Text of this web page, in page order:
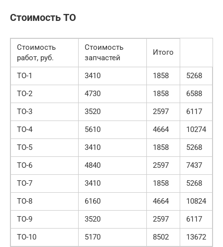
Стоимость ТО
Стоимость
работ, руб.
Стоимость
запчастей
Итого
ТО-1 3410 1858
5268
ТО-2
4730 1858
6588
ТО-3
3520 2597
6117
ТО-4
5610 4664
10274
ТО-5
3410 1858
5268
ТО-6
4840 2597
7437
ТО-7
3410 1858
5268
ТО-8
6160 4664
10824
ТО-9
3520 2597
6117
ТО-10
5170 8502 13672